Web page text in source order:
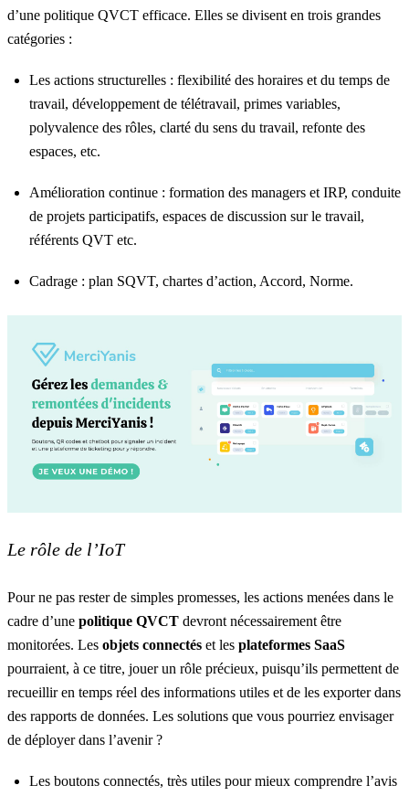
d’une politique QVCT efficace. Elles se divisent en trois grandes
catégories :
Les actions structurelles : flexibilité des horaires et du temps de
travail, développement de télétravail, primes variables,
polyvalence des rôles, clarté du sens du travail, refonte des
espaces, etc.
Amélioration continue : formation des managers et IRP, conduite
de projets participatifs, espaces de discussion sur le travail,
référents QVT etc.
Cadrage : plan SQVT, chartes d’action, Accord, Norme.
Le rôle de l’IoT
Pour ne pas rester de simples promesses, les actions menées dans le
cadre d’une politique QVCT devront nécessairement être
monitorées. Les objets connectés et les plateformes SaaS
pourraient, à ce titre, jouer un rôle précieux, puisqu’ils permettent de
recueillir en temps réel des informations utiles et de les exporter dans
des rapports de données. Les solutions que vous pourriez envisager
de déployer dans l’avenir ?
Les boutons connectés, très utiles pour mieux comprendre l’avis